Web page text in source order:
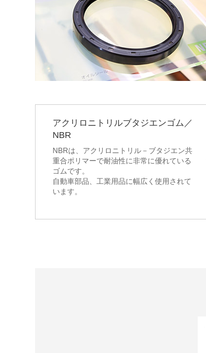
アクリロニトリルブタジエンゴム／
NBR
NBRは、アクリロニトリル－ブタジエン共
重合ポリマーで耐油性に非常に優れている
ゴムです。
自動車部品、工業用品に幅広く使用されて
います。